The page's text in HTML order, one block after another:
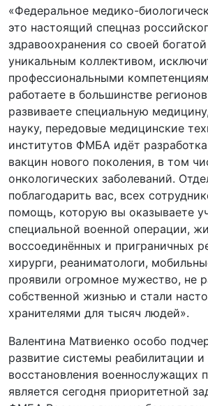
«Федеральное медико-
это настоящий спецназ
здравоохранения со своей
уникальным коллективом,
профессиональными
работаете в большинстве
развиваете специальную
науку, передовые медицинские
институтов ФМБА идёт
вакцин нового поколения, в том
онкологических заболеваний.
поблагодарить вас, всех
помощь, которую вы оказываете
специальной военной операции,
воссоединённых и приграничных
хирурги, реаниматологи,
проявили огромное мужество, не
собственной жизнью и стали
хранителями для тысяч людей».
Валентина Матвиенко особо
развитие системы реабилитации и
восстановления военнослужащих
является сегодня приоритетной